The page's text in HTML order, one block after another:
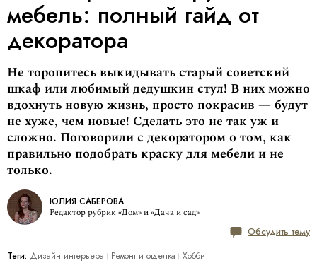
мебель: полный гайд от
декоратора
Не торопитесь выкидывать старый советский
шкаф или любимый дедушкин стул! В них можно
вдохнуть новую жизнь, просто покрасив — будут
не хуже, чем новые! Сделать это не так уж и
сложно. Поговорили с декоратором о том, как
правильно подобрать краску для мебели и не
только.
ЮЛИЯ САБЕРОВА
Редактор рубрик «Дом» и «Дача и сад»
Обсудить тему
Теги: Дизайн интерьера Ремонт и отделка Хобби